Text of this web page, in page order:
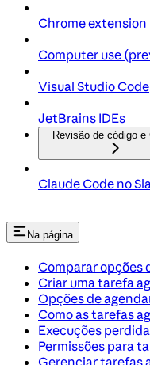
Chrome extension
Computer use
Visual Studio Code
JetBrains IDEs
Revisão de código e
Claude Code no
Na página
Comparar opções
Criar uma tarefa
Opções de
Como as tarefas
Execuções
Permissões para